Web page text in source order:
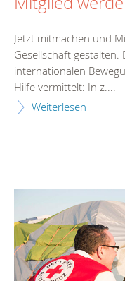
Jetzt mitmachen und
Gesellschaft gestalten.
internationalen
Hilfe vermittelt: In z....
Weiterlesen